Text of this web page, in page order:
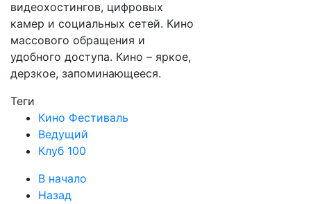
видеохостингов, цифровых
камер и социальных сетей. Кино
массового обращения и
удобного доступа. Кино – яркое,
дерзкое, запоминающееся.
Теги
Кино Фестиваль
Ведущий
Клуб 100
В начало
Назад